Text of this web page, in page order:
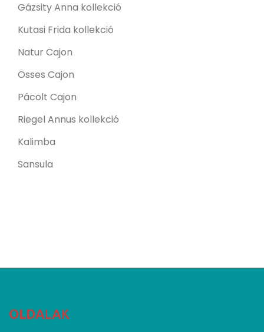
Gázsity Anna kollekció
Kutasi Frida kollekció
Natur Cajon
Össes Cajon
Pácolt Cajon
Riegel Annus kollekció
Kalimba
Sansula
OLDALAK